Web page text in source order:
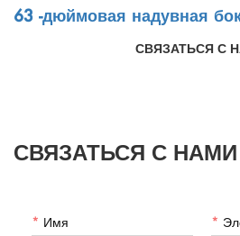
63 -дюймовая надувная
СВЯЗАТЬСЯ С
СВЯЗАТЬСЯ С НАМИ
* Имя *